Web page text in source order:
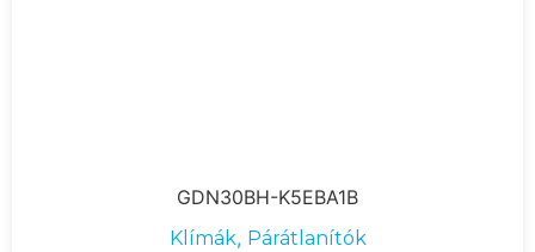
GDN30BH-K5EBA1B
Klímák, Párátlanítók